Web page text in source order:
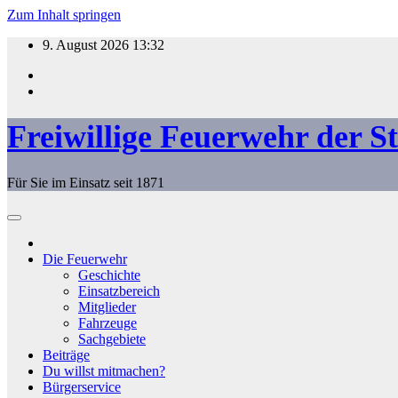
Zum Inhalt springen
9. August 2026 13:32
Freiwillige Feuerwehr der
Für Sie im Einsatz seit 1871
Die Feuerwehr
Geschichte
Einsatzbereich
Mitglieder
Fahrzeuge
Sachgebiete
Beiträge
Du willst mitmachen?
Bürgerservice